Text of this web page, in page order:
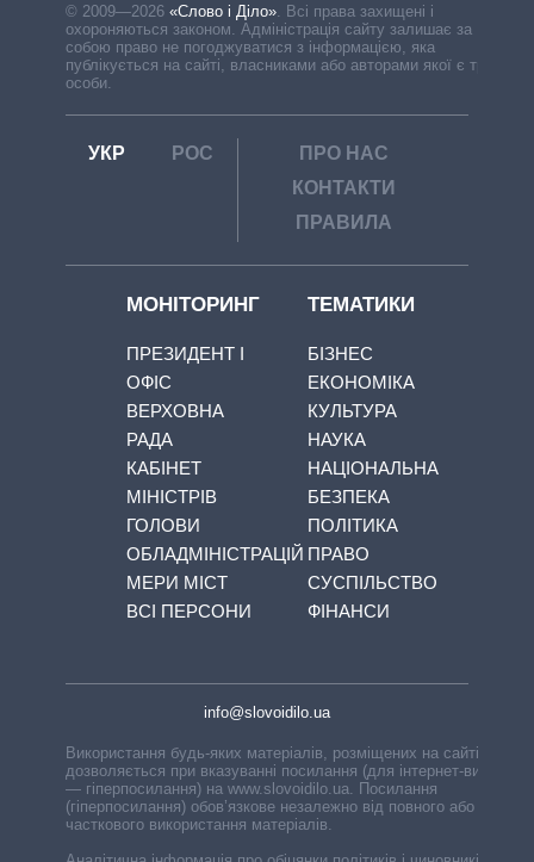
© 2009—2026 «Слово і Діло» Всі права захищені і
охороняються законом. Адміністрація сайту залишає за
собою право не погоджуватися з інформацією, яка
публікується на сайті, власниками або авторами якої є треті
особи.
УКР РОС
ПРО НАС
КОНТАКТИ
ПРАВИЛА
МОНІТОРИНГ
ПРЕЗИДЕНТ І
ОФІС
ВЕРХОВНА
РАДА
КАБІНЕТ
МІНІСТРІВ
ГОЛОВИ
ОБЛАДМІНІСТРАЦІЙ
МЕРИ МІСТ
ВСІ ПЕРСОНИ
ТЕМАТИКИ
БІЗНЕС
ЕКОНОМІКА
КУЛЬТУРА
НАУКА
НАЦІОНАЛЬНА
БЕЗПЕКА
ПОЛІТИКА
ПРАВО
СУСПІЛЬСТВО
ФІНАНСИ
info@slovoidilo.ua
Використання будь-яких матеріалів, розміщених на сайті,
дозволяється при вказуванні посилання (для інтернет-видань
— гіперпосилання) на www.slovoidilo.ua. Посилання
(гіперпосилання) обов’язкове незалежно від повного або
часткового використання матеріалів.